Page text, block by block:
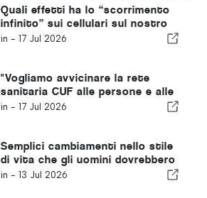
Quali effetti ha lo “scorrimento
infinito” sui cellulari sul nostro
cervello?
in - 17 Jul 2026
"Vogliamo avvicinare la rete
sanitaria CUF alle persone e alle
comunità che serviamo"
in - 17 Jul 2026
Semplici cambiamenti nello stile
di vita che gli uomini dovrebbero
adottare ogni dieci anni,
in - 13 Jul 2026